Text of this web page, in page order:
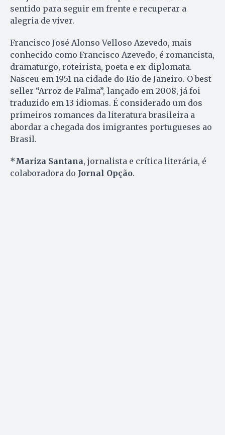
sentido para seguir em frente e recuperar a
alegria de viver.
Francisco José Alonso Velloso Azevedo, mais
conhecido como Francisco Azevedo, é romancista,
dramaturgo, roteirista, poeta e ex-diplomata.
Nasceu em 1951 na cidade do Rio de Janeiro. O best
seller “Arroz de Palma”, lançado em 2008, já foi
traduzido em 13 idiomas. É considerado um dos
primeiros romances da literatura brasileira a
abordar a chegada dos imigrantes portugueses ao
Brasil.
*Mariza Santana, jornalista e crítica literária, é
colaboradora do Jornal Opção.